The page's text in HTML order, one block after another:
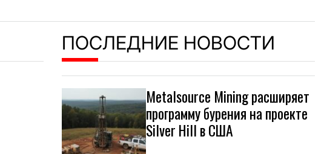
ПОСЛЕДНИЕ НОВОСТИ
Metalsource Mining расширяет
программу бурения на проекте
Silver Hill в США